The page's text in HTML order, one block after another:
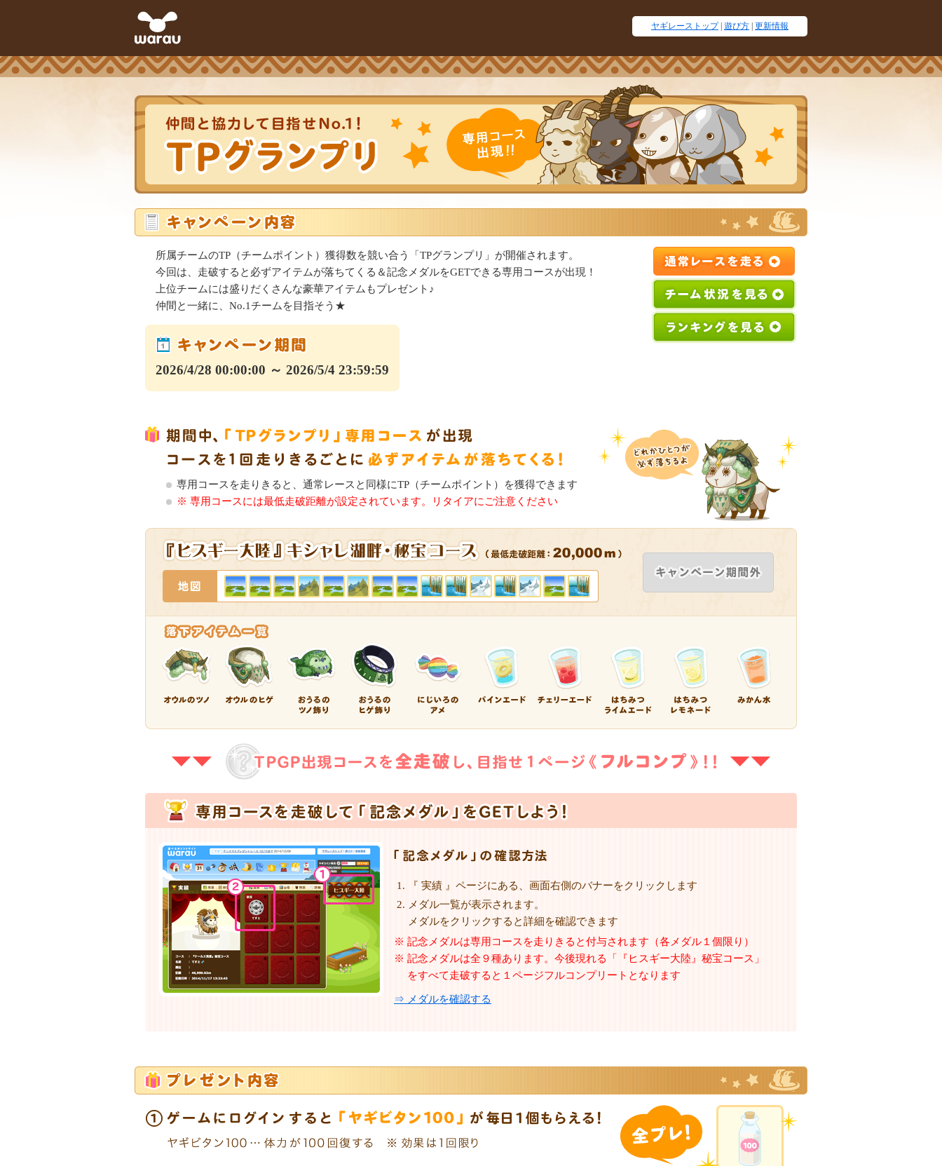
ヤギレーストップ| 遊び方 更新情報
所属チームのTP（チームポイント）獲得数を競い合う「TPグランプリ」が開催されます。
今回は、走破すると必ずアイテムが落ちてくる＆記念メダルをGETできる専用コースが出現！
上位チームには盛りだくさんな豪華アイテムもプレゼント♪
仲間と一緒に、No.1チームを目指そう★
2026/4/28 00:00:00 ～ 2026/5/4 23:59:59
専用コースを走りきると、通常レースと同様にTP（チームポイント）を獲得できます
※ 専用コースには最低走破距離が設定されています。リタイアにご注意ください
『 実績 』ページにある、画面右側のバナーをクリックします
メダル一覧が表示されます。
メダルをクリックすると詳細を確認できます
※ 記念メダルは専用コースを走りきると付与されます（各メダル１個限り）
※ 記念メダルは全９種あります。今後現れる「『ヒスギー大陸』秘宝コース」
をすべて走破すると１ページフルコンプリートとなります
⇒ メダルを確認する